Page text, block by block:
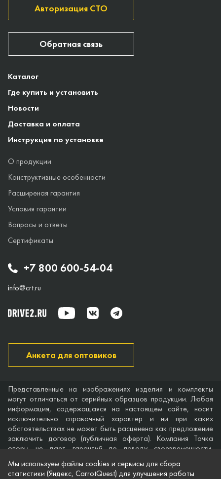
+7 800 600-54-04
info@crt.ru
Каталог
Где купить и установить
Новости
Доставка и оплата
Инструкция по установке
О продукции
Конструктивные особенности
Расширеная гарантия
Условия гарантии
Вопросы и ответы
Сертификаты
Авторизация СТО
Анкета для оптовиков
Обратная связь
Представленные на изображениях изделия и комплекты
могут отличаться от серийных образцов продукции. Любая
информация, содержащаяся на настоящем сайте, носит
исключительно справочный характер и ни при каких
обстоятельствах не может быть расценена как предложение
заключить договор (публичная оферта). Компания Точка
опоры не дает гарантий по поводу своевременности,
точности и полноты информации на веб-сайте, а также по
поводу беспрепятственного доступа к нему в любое время.
Мы используем файлы cookies и сервисы для сбора
статистики (Яндекс, CarrotQuest) для улучшения работы